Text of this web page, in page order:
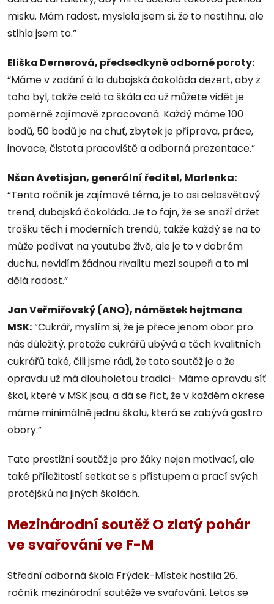
misku. Mám radost, myslela jsem si, že to nestihnu, ale
stihla jsem to.”
Eliška Dernerová, předsedkyně odborné poroty:
“Máme v zadání á la dubajská čokoláda dezert, aby z
toho byl, takže celá ta škála co už můžete vidět je
poměrně zajímavě zpracovaná. Každý máme 100
bodů, 50 bodů je na chuť, zbytek je příprava, práce,
inovace, čistota pracoviště a odborná prezentace.”
Nšan Avetisjan, generální ředitel, Marlenka:
“Tento ročník je zajímavé téma, je to asi celosvětový
trend, dubajská čokoláda. Je to fajn, že se snaží držet
trošku těch i moderních trendů, takže každý se na to
může podívat na youtube živě, ale je to v dobrém
duchu, nevidím žádnou rivalitu mezi soupeři a to mi
dělá radost.”
Jan Veřmiřovský (ANO), náměstek hejtmana
MSK:“Cukrář, myslím si, že je přece jenom obor pro
nás důležitý, protože cukrářů ubývá a těch kvalitních
cukrářů také, čili jsme rádi, že tato soutěž je a že
opravdu už má dlouholetou tradici- Máme opravdu síť
škol, které v MSK jsou, a dá se říct, že v každém okrese
máme minimálně jednu školu, která se zabývá gastro
obory.”
Tato prestižní soutěž je pro žáky nejen motivací, ale
také příležitostí setkat se s přístupem a prací svých
protějšků na jiných školách.
Mezinárodní soutěž O zlatý pohár
ve svařování ve F-M
Střední odborná škola Frýdek-Místek hostila 26.
ročník mezinárodní soutěže ve svařování. Letos se